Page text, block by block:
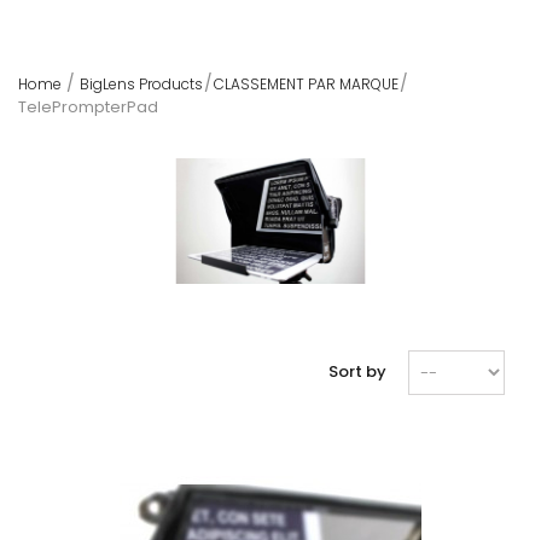
Home BigLens Products CLASSEMENT PAR MARQUE
TelePrompterPad
Sort by